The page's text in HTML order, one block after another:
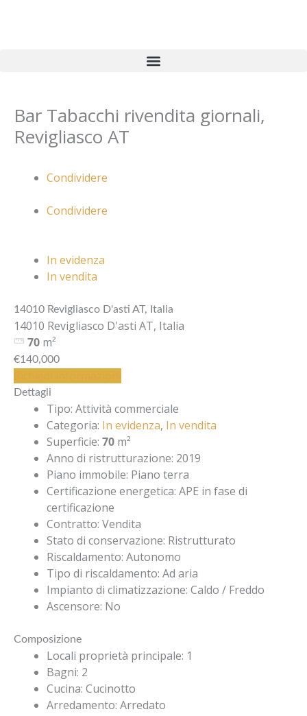
Bar Tabacchi rivendita giornali,
Revigliasco AT
Condividere
Condividere
In evidenza
In vendita
14010 Revigliasco D'asti AT, Italia
14010 Revigliasco D'asti AT, Italia
70 m²
€140,000
Dettagli
Tipo: Attività commerciale
Categoria: In evidenza, In vendita
Superficie: 70 m²
Anno di ristrutturazione: 2019
Piano immobile: Piano terra
Certificazione energetica: APE in fase di
certificazione
Contratto: Vendita
Stato di conservazione: Ristrutturato
Riscaldamento: Autonomo
Tipo di riscaldamento: Ad aria
Impianto di climatizzazione: Caldo / Freddo
Ascensore: No
Composizione
Locali proprietà principale: 1
Bagni: 2
Cucina: Cucinotto
Arredamento: Arredato